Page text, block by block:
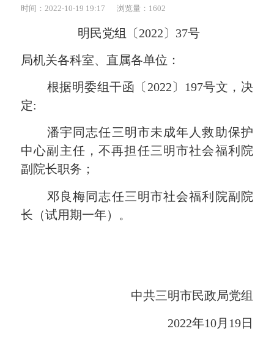
时间：2022-10-19 19:17
浏览量：1602
明民党组〔2022 〕 37号
局机关各科室、直属各单位：
根据明委组干函 〔2022 〕 197号文， 决
定:
潘宇 同志任三明市未成年人救助保护
中心副主任，不再担任三明市社会福利院
副院长职务；
邓良梅同志任三明市社会福利院副院
长 （试用期一年） 。
中共三明市民政局党组
2022年10月 19日